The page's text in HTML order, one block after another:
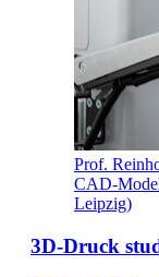
Prof.
CAD-
Leipzig)
3D-Druck